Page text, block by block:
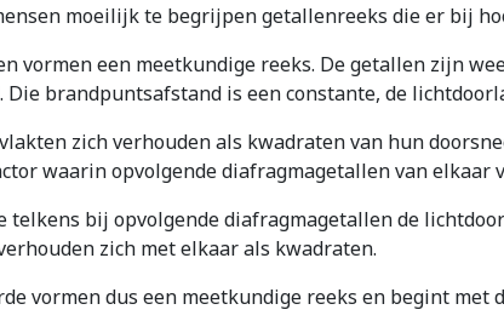
moeilijk te begrijpen getallenreeks die er bij
vormen een meetkundige reeks. De getallen zijn
brandpuntsafstand is een constante, de
zich verhouden als kwadraten van hun
waarin opvolgende diafragmagetallen van elkaar
telkens bij opvolgende diafragmagetallen de
zich met elkaar als kwadraten.
vormen dus een meetkundige reeks en begint met